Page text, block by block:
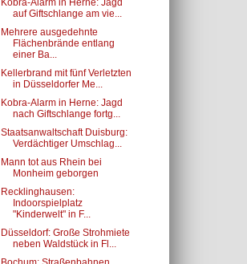
Kobra-Alarm in Herne: Jagd
auf Giftschlange am vie...
Mehrere ausgedehnte
Flächenbrände entlang
einer Ba...
Kellerbrand mit fünf Verletzten
in Düsseldorfer Me...
Kobra-Alarm in Herne: Jagd
nach Giftschlange fortg...
Staatsanwaltschaft Duisburg:
Verdächtiger Umschlag...
Mann tot aus Rhein bei
Monheim geborgen
Recklinghausen:
Indoorspielplatz
"Kinderwelt" in F...
Düsseldorf: Große Strohmiete
neben Waldstück in Fl...